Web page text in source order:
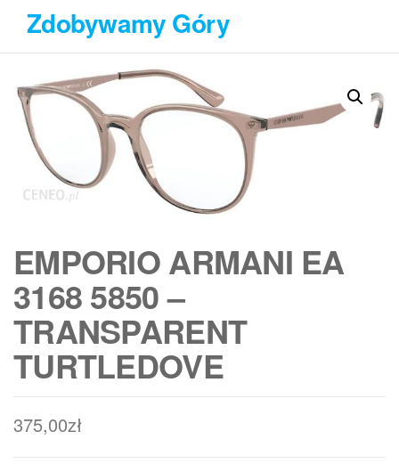
Przejdź
treści
Zdobywamy Góry
EMPORIO ARMANI EA
3168 5850 –
TRANSPARENT
TURTLEDOVE
375,00zł